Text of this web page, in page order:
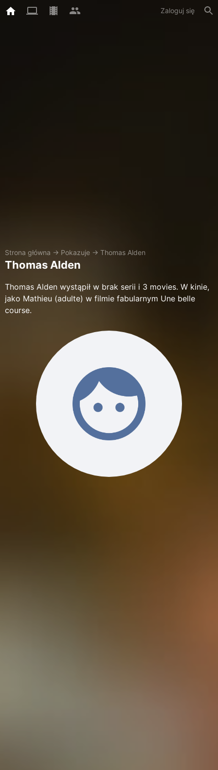
Zaloguj się
Strona główna → Pokazuje → Thomas Alden
Thomas Alden
Thomas Alden wystąpił w brak serii i 3 movies. W kinie,
jako Mathieu (adulte) w filmie fabularnym Une belle
course.